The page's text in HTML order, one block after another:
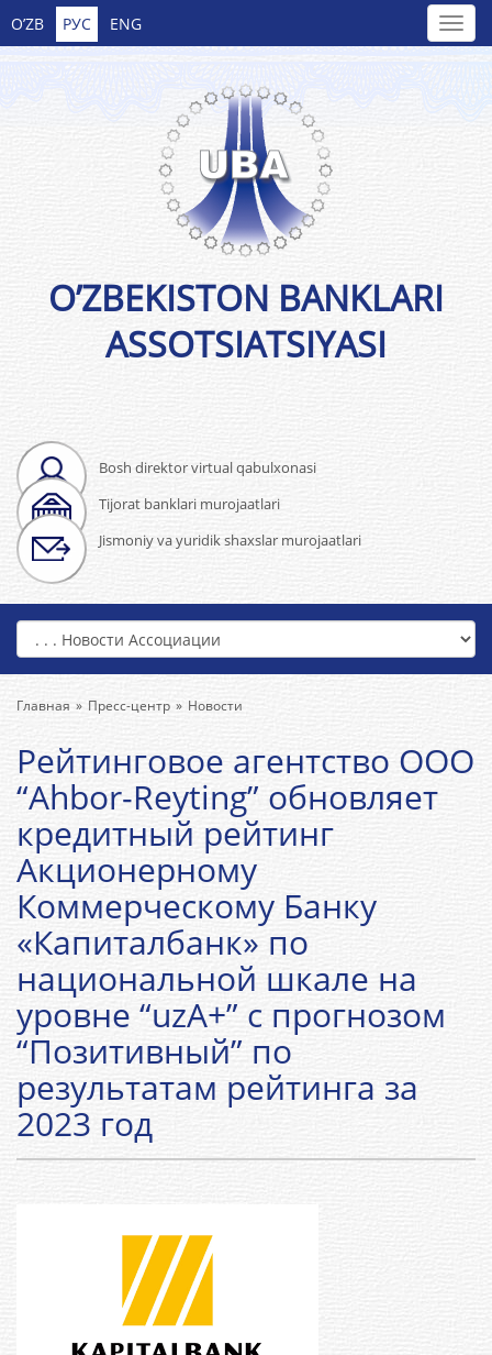
O’ZB РУС ENG
Bosh direktor virtual qabulxonasi
Tijorat banklari murojaatlari
Jismoniy va yuridik shaxslar murojaatlari
O’ZBEKISTON BANKLARI
ASSOTSIATSIYASI
Главная Пресс-центр Новости
Рейтинговое агентство ООО
“Ahbor-Reyting” обновляет
кредитный рейтинг
Акционерному
Коммерческому Банку
«Капиталбанк» по
национальной шкале на
уровне “uzA+” с прогнозом
“Позитивный” по
результатам рейтинга за
2023 год